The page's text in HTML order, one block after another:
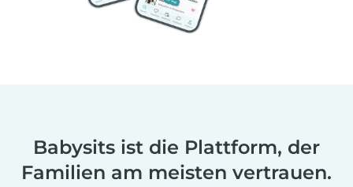
Babysits ist die Plattform, der
Familien am meisten vertrauen.